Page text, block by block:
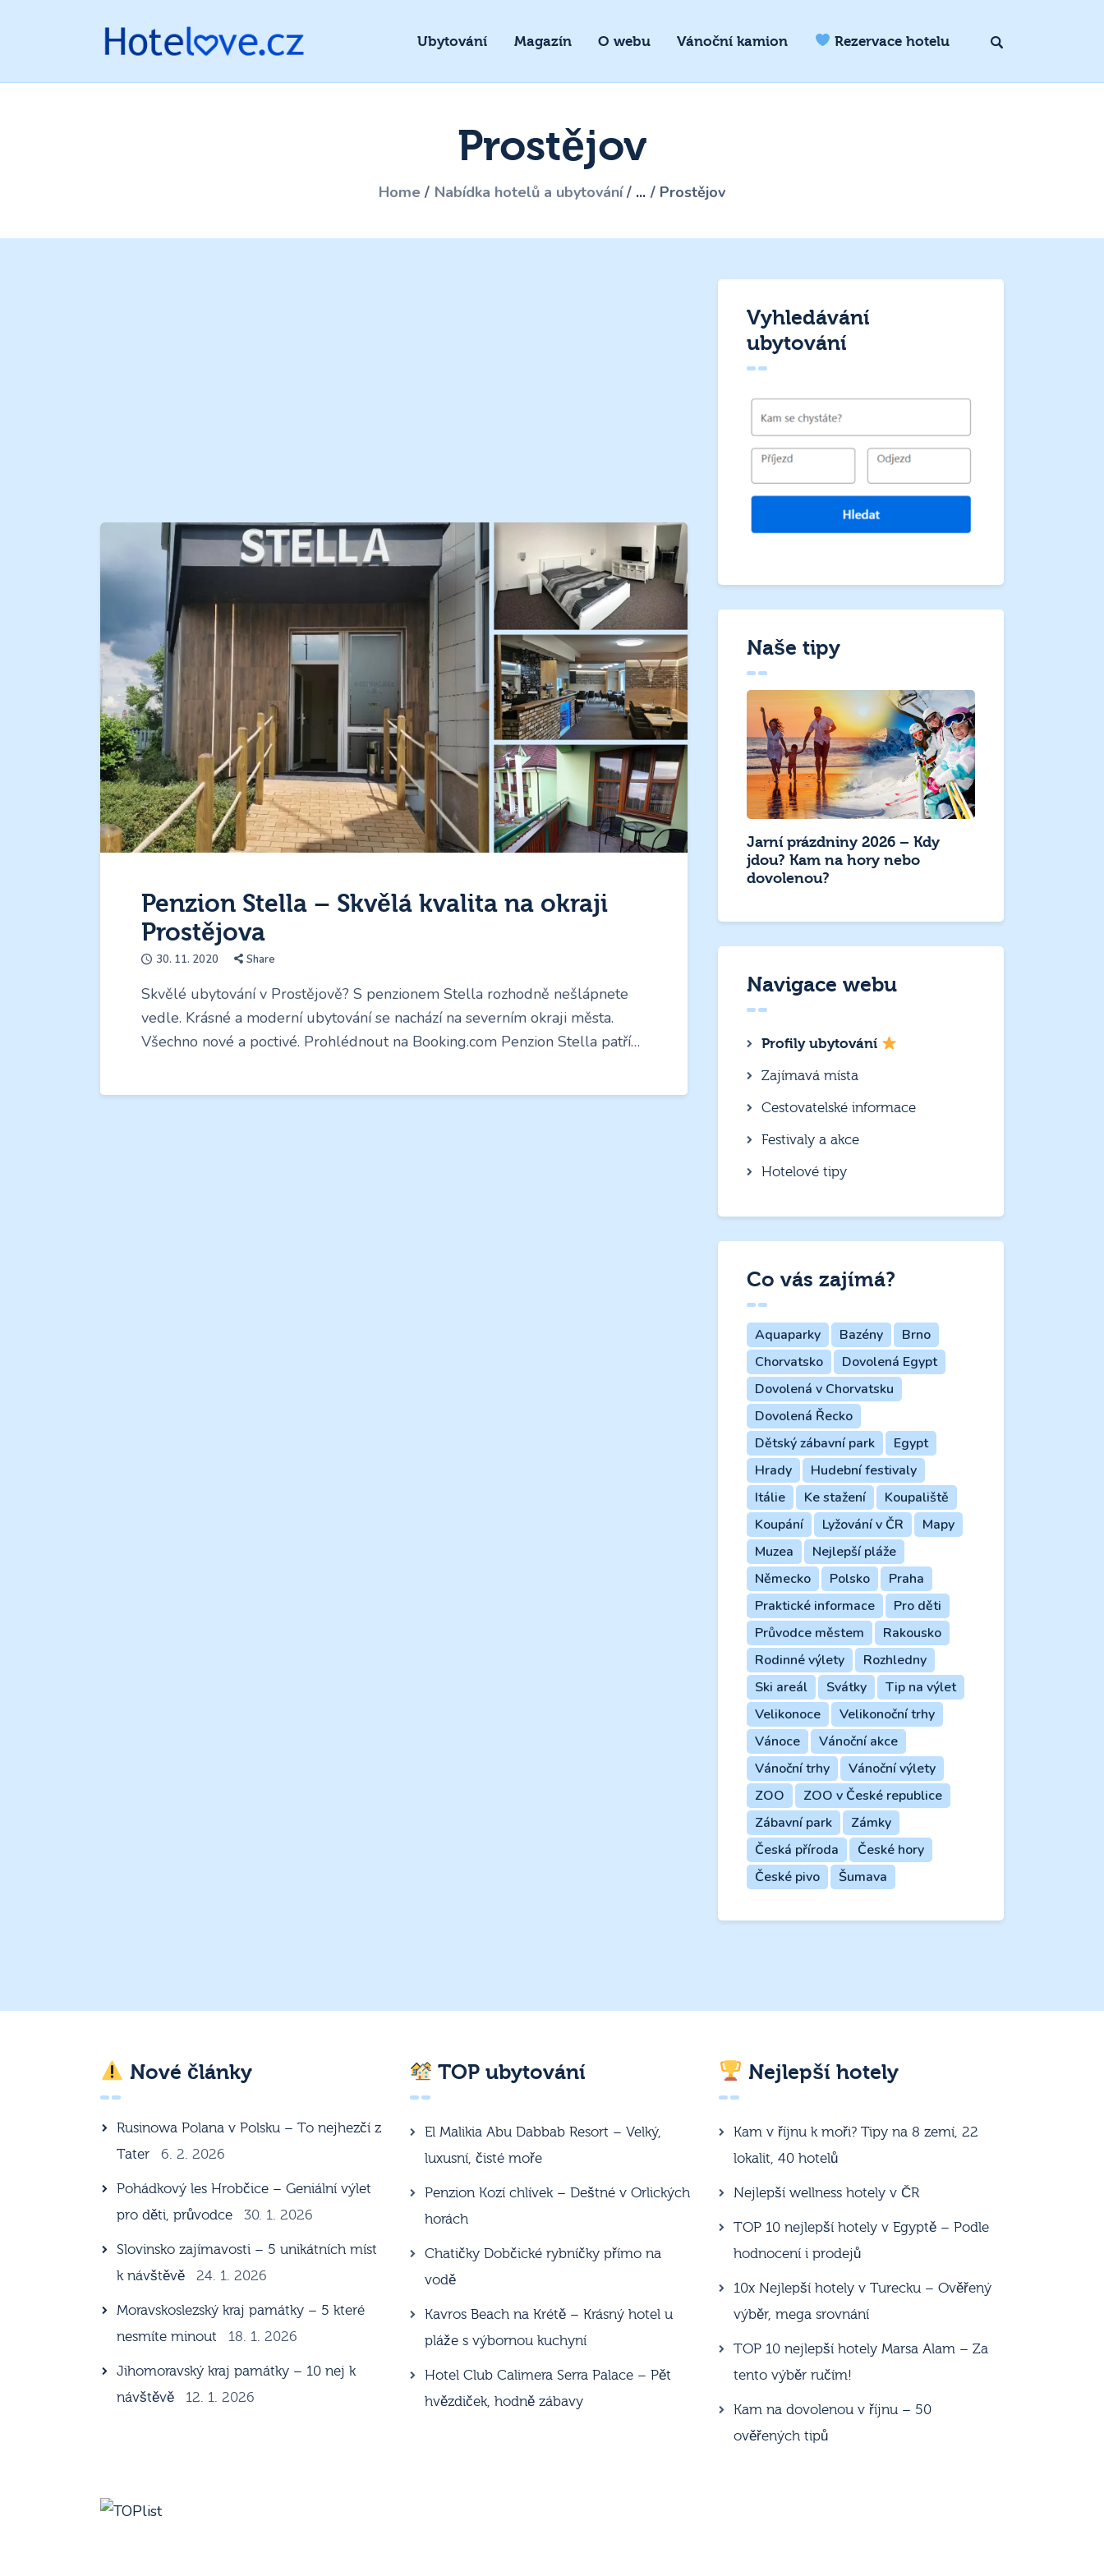
Ubytování Magazín O webu Vánoční kamion Rezervace hotelu
Prostějov
Home Nabídka hotelů a ubytování ... Prostějov
Penzion Stella – Skvělá kvalita na okraji
Prostějova
30. 11. 2020 Share
Skvělé ubytování v Prostějově? S penzionem Stella rozhodně nešlápnete
vedle. Krásné a moderní ubytování se nachází na severním okraji města.
Všechno nové a poctivé. Prohlédnout na Booking.com Penzion Stella patří…
Vyhledávání
ubytování
Naše tipy
Jarní prázdniny 2026 – Kdy
jdou? Kam na hory nebo
dovolenou?
Navigace webu
Profily ubytování
Zajímavá místa
Cestovatelské informace
Festivaly a akce
Hotelové tipy
Co vás zajímá?
Aquaparky Bazény
Brno
Chorvatsko
Dovolená Egypt
Dovolená v Chorvatsku
Dovolená Řecko
Dětský zábavní park
Egypt
Hrady
Hudební festivaly
Itálie
Ke stažení
Koupaliště
Koupání
Lyžování v ČR
Mapy
Muzea
Nejlepší pláže
Německo
Polsko
Praha
Praktické informace
Pro děti
Průvodce městem
Rakousko
Rodinné výlety
Rozhledny
Ski areál
Svátky
Tip na výlet
Velikonoce
Velikonoční trhy
Vánoce
Vánoční akce
Vánoční trhy
Vánoční výlety
ZOO
ZOO v České republice
Zábavní park
Zámky
Česká příroda
České hory
České pivo
Šumava
Nové články
Rusinowa Polana v Polsku – To nejhezčí z
Tater
6. 2. 2026
Pohádkový les Hrobčice – Geniální výlet
pro děti, průvodce
30. 1. 2026
Slovinsko zajímavosti – 5 unikátních míst
k návštěvě
24. 1. 2026
Moravskoslezský kraj památky – 5 které
nesmíte minout
18. 1. 2026
Jihomoravský kraj památky – 10 nej k
návštěvě
12. 1. 2026
TOP ubytování
El Malikia Abu Dabbab Resort – Velký,
luxusní, čisté moře
Penzion Kozí chlívek – Deštné v Orlických
horách
Chatičky Dobčické rybníčky přímo na
vodě
Kavros Beach na Krétě – Krásný hotel u
pláže s výbornou kuchyní
Hotel Club Calimera Serra Palace – Pět
hvězdiček, hodně zábavy
Nejlepší hotely
Kam v říjnu k moři? Tipy na 8 zemí, 22
lokalit, 40 hotelů
Nejlepší wellness hotely v ČR
TOP 10 nejlepší hotely v Egyptě – Podle
hodnocení i prodejů
10x Nejlepší hotely v Turecku – Ověřený
výběr, mega srovnání
TOP 10 nejlepší hotely Marsa Alam – Za
tento výběr ručím!
Kam na dovolenou v říjnu – 50
ověřených tipů